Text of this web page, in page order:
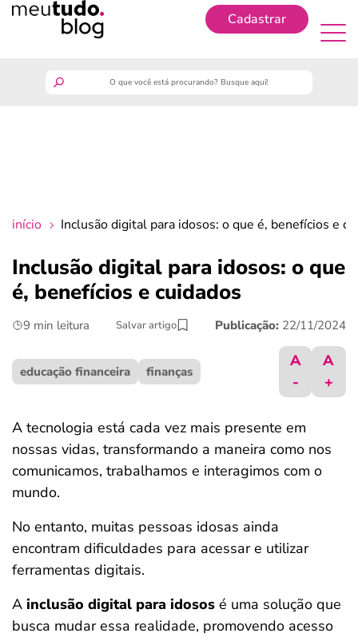
Cadastrar
crédito fácil
últimas notícias
ferramentas
início Inclusão digital para idosos: o que é, benefícios e
Inclusão digital para idosos: o que
é, benefícios e cuidados
9 min leitura Salvar artigo Publicação: 22/11/2024
educação financeira finanças
A
-
A
+
A tecnologia está cada vez mais presente em
nossas vidas, transformando a maneira como nos
comunicamos, trabalhamos e interagimos com o
mundo.
No entanto, muitas pessoas idosas ainda
encontram dificuldades para acessar e utilizar
ferramentas digitais.
A inclusão digital para idosos é uma solução que
busca mudar essa realidade, promovendo acesso